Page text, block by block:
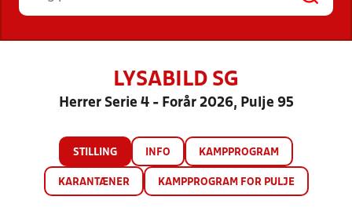
LYSABILD SG
Herrer Serie 4 - Forår 2026, Pulje 95
STILLING INFO KAMPPROGRAM
KARANTÆNER KAMPPROGRAM FOR PULJE